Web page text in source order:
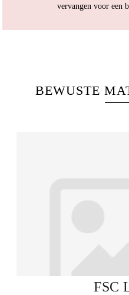
vervangen voor een
BEWUSTE
FSC